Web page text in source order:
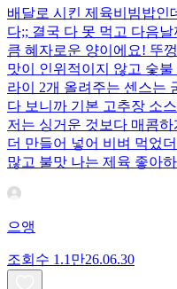
배달로 시킨 제육비빔밥인
다;; 결국 다 못 먹고 다음
큼 혜자로운 양이에요! 뚜
맛이 인위적이지 않고 숯
라이 2개 올려주는 센스는
다 보니까 기본 고추장 소
저는 싱거운 것보다 매콤
더 만들어 넣어 비벼 먹었
많고 불맛 나는 제육 좋아
으앵
조회수 1.1만26.06.30